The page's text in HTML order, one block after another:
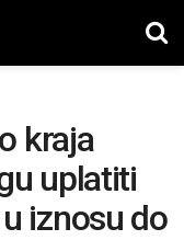
kraja
uplatiti
iznosu do